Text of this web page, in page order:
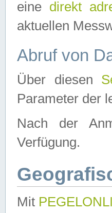
eine direkt
aktuellen
Abruf von
Über diesen
Parameter der
Nach der
Verfügung.
Mit